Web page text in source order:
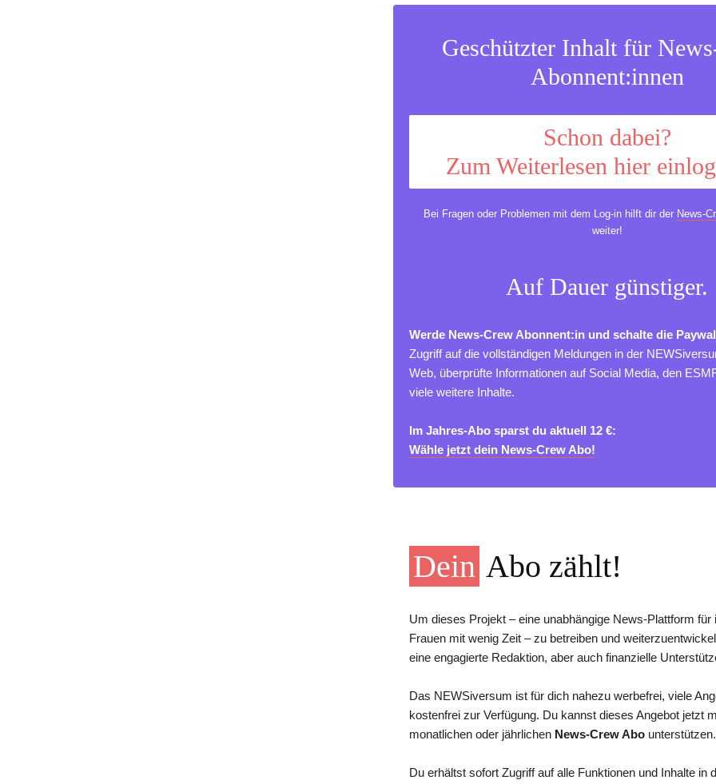
Geschützter Inhalt für
Abonnent:innen
Schon dabei?
Zum Weiterlesen hier
Bei Fragen oder Problemen mit dem Log-in hilft dir der News-
weiter!
Auf Dauer günstiger.
Werde News-Crew Abonnent:in und schalte die
Zugriff auf die vollständigen Meldungen in der
Web, überprüfte Informationen auf Social Media, den
viele weitere Inhalte.
Im Jahres-Abo sparst du aktuell 12 €:
Wähle jetzt dein News-Crew Abo!
Dein Abo zählt!
Um dieses Projekt – eine unabhängige News-Plattform für
Frauen mit wenig Zeit – zu betreiben und
eine engagierte Redaktion, aber auch finanzielle
Das NEWSiversum ist für dich nahezu werbefrei, viele
kostenfrei zur Verfügung. Du kannst dieses Angebot jetzt
monatlichen oder jährlichen News-Crew Abo unterstützen.
Du erhältst sofort Zugriff auf alle Funktionen und Inhalte in